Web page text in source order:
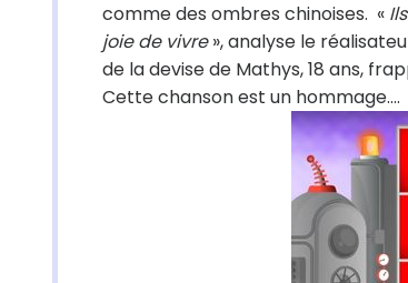
comme des ombres chinoises. «
joie de vivre», analyse le
de la devise de Mathys, 18 ans,
Cette chanson est un hommage....